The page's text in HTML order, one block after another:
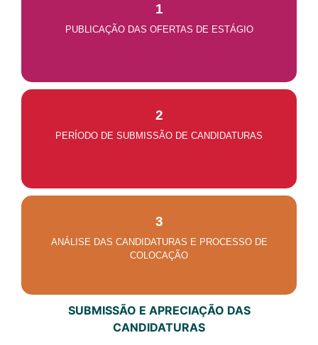
1
PUBLICAÇÃO DAS OFERTAS DE ESTÁGIO
2
PERÍODO DE SUBMISSÃO DE CANDIDATURAS
3
ANÁLISE DAS CANDIDATURAS E PROCESSO DE
COLOCAÇÃO
SUBMISSÃO E APRECIAÇÃO DAS
CANDIDATURAS